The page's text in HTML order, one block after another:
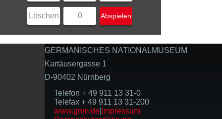
Löschen 0 Abspielen
GERMANISCHES NATIONALMUSEUM
Kartäusergasse 1
D-90402 Nürnberg
Telefon + 49 911 13 31-0
Telefax + 49 911 13 31-200
www.gnm.de Impressum